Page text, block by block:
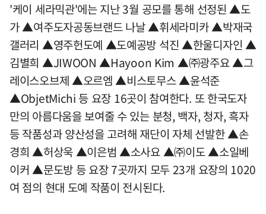
'케이 세라믹관'에는 지난 3월 공모를 통해 선정된 ▲도
가 ▲여주도자공동브랜드 나날 ▲휘세라미카 ▲박재국
갤러리 ▲영주헌도예 ▲도예공방 석진 ▲한울디자인 ▲
김별희 ▲JIWOON ▲Hayoon Kim ▲㈜광주요 ▲그
레이스오브제 ▲오르엠 ▲비스토무스 ▲윤석준
▲ObjetMichi 등 요장 16곳이 참여한다. 또 한국도자
만의 아름다움을 보여줄 수 있는 분청, 백자, 청자, 흑자
등 작품성과 양산성을 고려해 재단이 자체 선발한 ▲손
경희 ▲허상욱 ▲이은범 ▲소사요 ▲㈜이도 ▲소일베
이커 ▲문도방 등 요장 7곳까지 모두 23개 요장의 1020
여 점의 현대 도예 작품이 전시된다.